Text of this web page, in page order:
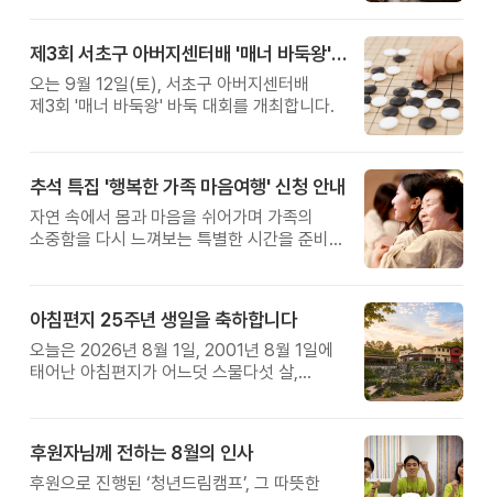
제3회 서초구 아버지센터배 '매너 바둑왕' 대회
오는 9월 12일(토), 서초구 아버지센터배
제3회 '매너 바둑왕' 바둑 대회를 개최합니다.
추석 특집 '행복한 가족 마음여행' 신청 안내
자연 속에서 몸과 마음을 쉬어가며 가족의
소중함을 다시 느껴보는 특별한 시간을 준비해
아침편지 25주년 생일을 축하합니다
오늘은 2026년 8월 1일, 2001년 8월 1일에
태어난 아침편지가 어느덧 스물다섯 살,
후원자님께 전하는 8월의 인사
후원으로 진행된 ‘청년드림캠프’, 그 따뜻한